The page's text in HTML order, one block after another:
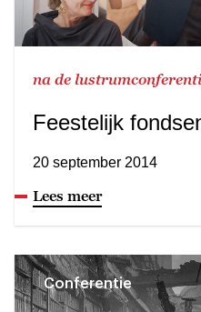
na de
Feestelijk
20 september 2014
Lees meer
Conferentie